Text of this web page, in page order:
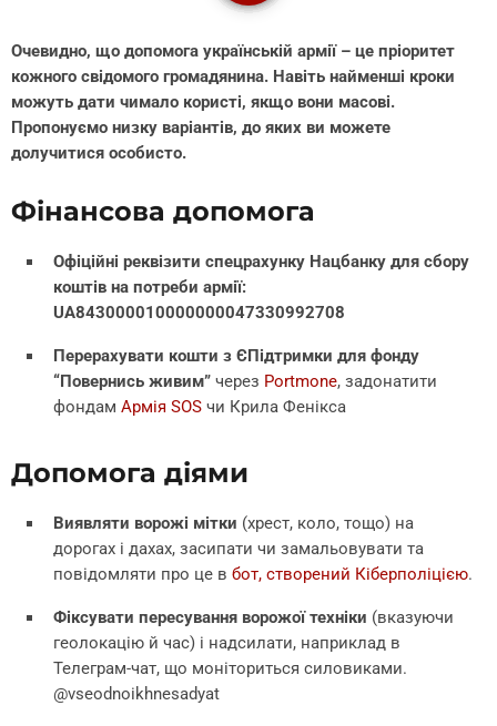
Очевидно, що допомога українській армії – це пріоритет
кожного свідомого громадянина. Навіть найменші кроки
можуть дати чимало користі, якщо вони масові.
Пропонуємо низку варіантів, до яких ви можете
долучитися особисто.
Фінансова допомога
Офіційні реквізити спецрахунку Нацбанку для сбору
коштів на потреби армії:
UA843000010000000047330992708
Перерахувати кошти з ЄПідтримки для фонду
“Повернись живим” через Portmone, задонатити
фондам Армія SOS чи Крила Фенікса
Допомога діями
Виявляти ворожі мітки (хрест, коло, тощо) на
дорогах і дахах, засипати чи замальовувати та
повідомляти про це в бот, створений Кіберполіцією.
Фіксувати пересування ворожої техніки (вказуючи
геолокацію й час) і надсилати, наприклад в
Телеграм-чат, що моніториться силовиками.
@vseodnoikhnesadyat